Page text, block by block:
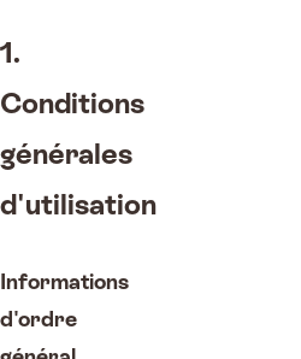
1.
Conditions
générales
d'utilisation
Informations
d'ordre